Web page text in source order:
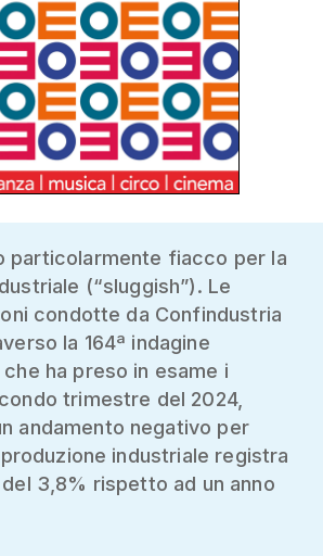
particolarmente fiacco per la
(“sluggish”). Le
condotte da Confindustria
la 164ª indagine
ha preso in esame i
trimestre del 2024,
andamento negativo per
produzione industriale registra
3,8% rispetto ad un anno